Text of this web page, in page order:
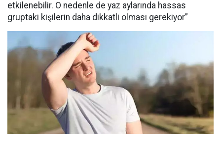
etkilenebilir. O nedenle de yaz aylarında hassas
gruptaki kişilerin daha dikkatli olması gerekiyor”